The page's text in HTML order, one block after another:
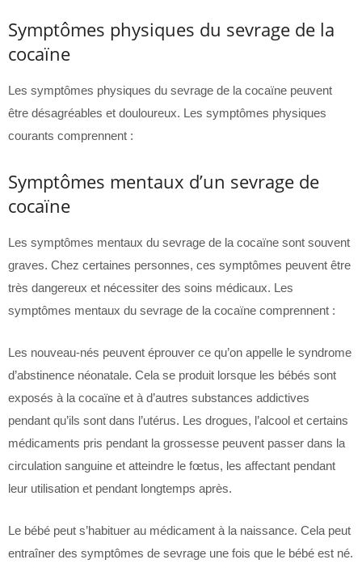
Symptômes physiques du sevrage de la
cocaïne
Les symptômes physiques du sevrage de la cocaïne peuvent
être désagréables et douloureux. Les symptômes physiques
courants comprennent :
Symptômes mentaux d’un sevrage de
cocaïne
Les symptômes mentaux du sevrage de la cocaïne sont souvent
graves. Chez certaines personnes, ces symptômes peuvent être
très dangereux et nécessiter des soins médicaux. Les
symptômes mentaux du sevrage de la cocaïne comprennent :
Les nouveau-nés peuvent éprouver ce qu’on appelle le syndrome
d’abstinence néonatale. Cela se produit lorsque les bébés sont
exposés à la cocaïne et à d’autres substances addictives
pendant qu’ils sont dans l’utérus. Les drogues, l’alcool et certains
médicaments pris pendant la grossesse peuvent passer dans la
circulation sanguine et atteindre le fœtus, les affectant pendant
leur utilisation et pendant longtemps après.
Le bébé peut s’habituer au médicament à la naissance. Cela peut
entraîner des symptômes de sevrage une fois que le bébé est né.